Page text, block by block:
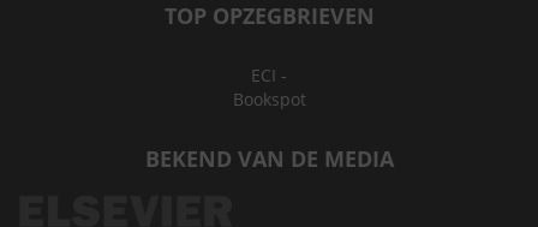
TOP OPZEGBRIEVEN
ECI -
Bookspot
BEKEND VAN DE MEDIA